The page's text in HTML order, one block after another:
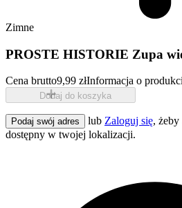
Zimne
PROSTE HISTORIE Zupa
Cena brutto9,99 złInformacja o
Dodaj do koszyka
Podaj swój adres lub Zaloguj się,
dostępny w twojej lokalizacji.